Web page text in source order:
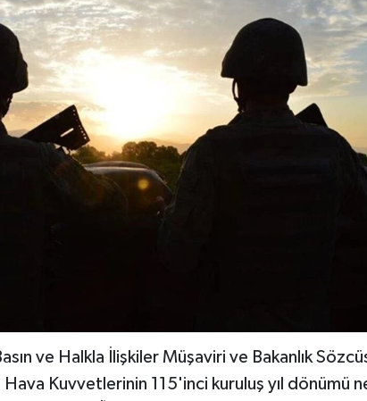
ve Halkla İlişkiler Müşaviri ve Bakanlık
Kuvvetlerinin 115'inci kuruluş yıl dönümü